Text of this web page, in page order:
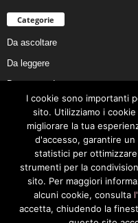
Categorie
Da ascoltare
Da leggere
Da non perdere
Da conoscere
Da preservare
Da vivere
Cookie Policy
I cookie sono importanti
sito. Utilizziamo i
migliorare la tua
d'accesso, garantire
statistici per
strumenti per la
sito. Per maggiori
alcuni cookie, consulta
accetta, chiudendo la